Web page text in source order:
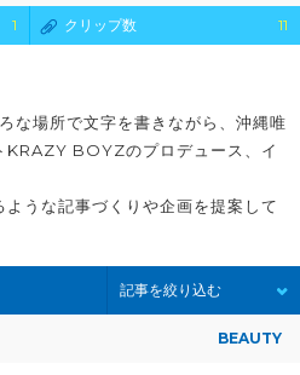
1 クリップ数 11
な場所で文字を書きながら、沖縄唯
KRAZY BOYZのプロデュース、イ
うな記事づくりや企画を提案して
記事を絞り込む
BEAUTY